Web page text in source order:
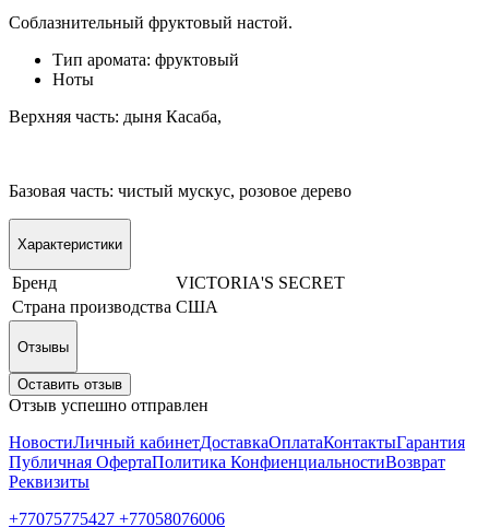
Соблазнительный фруктовый настой.
Тип аромата: фруктовый
Ноты
Верхняя часть: дыня Касаба,
Базовая часть: чистый мускус, розовое дерево
Характеристики
Бренд
VICTORIA'S SECRET
Страна производства США
Отзывы
Оставить отзыв
Отзыв успешно отправлен
НовостиЛичный кабинетДоставкаОплатаКонтактыГарантия
Публичная ОфертаПолитика КонфиенциальностиВозврат
Реквизиты
+77075775427 +77058076006